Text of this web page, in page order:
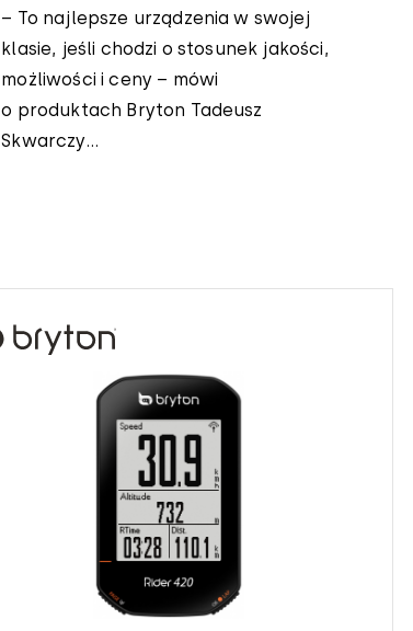
– To najlepsze urządzenia w swojej
klasie, jeśli chodzi o stosunek jakości,
możliwości i ceny – mówi
o produktach Bryton Tadeusz
Skwarczy...